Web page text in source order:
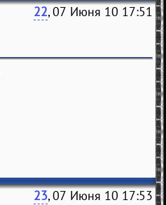
22, 07 Июня 10 17:51
23, 07 Июня 10 17:53